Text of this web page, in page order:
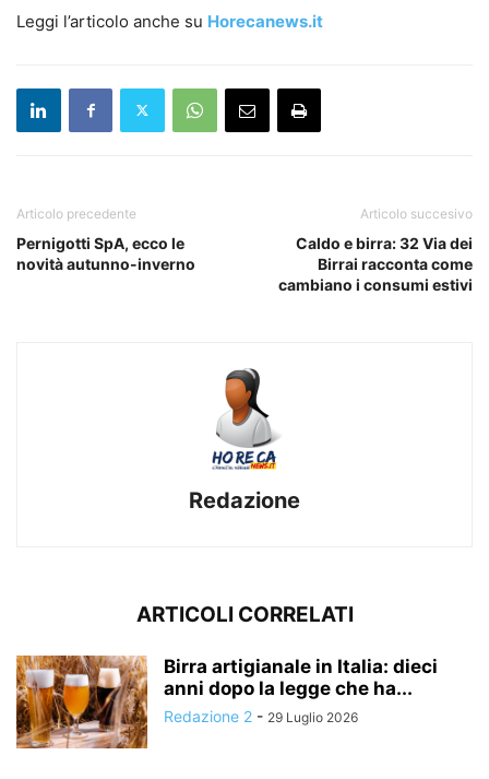
Leggi l’articolo anche su Horecanews.it
Articolo precedente
Pernigotti SpA, ecco le
novità autunno-inverno
Articolo succesivo
Caldo e birra: 32 Via dei
Birrai racconta come
cambiano i consumi estivi
Redazione
ARTICOLI CORRELATI
Birra artigianale in Italia: dieci
anni dopo la legge che ha...
Redazione 2 - 29 Luglio 2026